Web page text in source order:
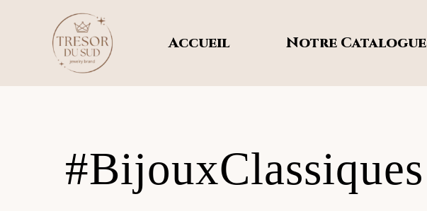
contenu
Accueil Notre Catalogue
#BijouxClassiques